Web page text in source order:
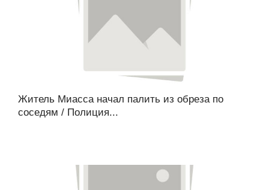
Житель Миасса начал палить из обреза по
соседям / Полиция...